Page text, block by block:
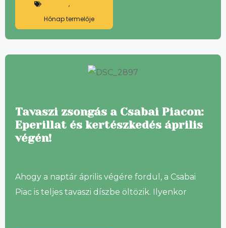
,
Hónap termelője
Tavaszi zsongás a Csabai Piacon:
Eperillat és kertészkedés április
végén!
Ahogy a naptár április végére fordul, a Csabai
Piac is teljes tavaszi díszbe öltözik. Ilyenkor